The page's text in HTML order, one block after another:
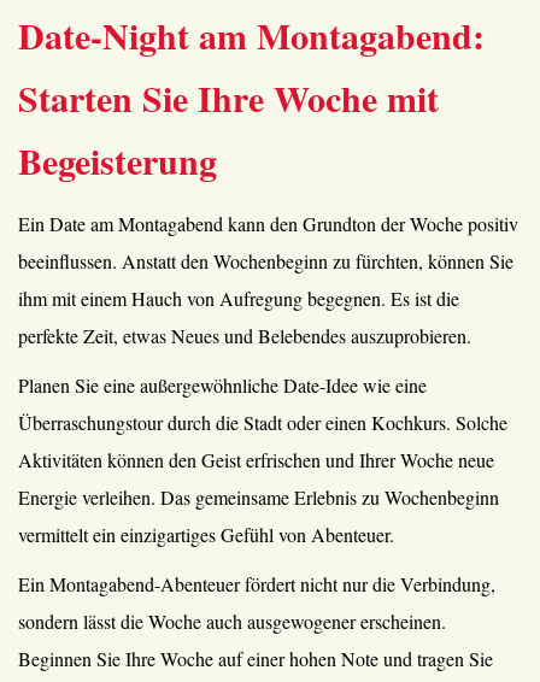
Date-Night am Montagabend:
Starten Sie Ihre Woche mit
Begeisterung
Ein Date am Montagabend kann den Grundton der Woche positiv
beeinflussen. Anstatt den Wochenbeginn zu fürchten, können Sie
ihm mit einem Hauch von Aufregung begegnen. Es ist die
perfekte Zeit, etwas Neues und Belebendes auszuprobieren.
Planen Sie eine außergewöhnliche Date-Idee wie eine
Überraschungstour durch die Stadt oder einen Kochkurs. Solche
Aktivitäten können den Geist erfrischen und Ihrer Woche neue
Energie verleihen. Das gemeinsame Erlebnis zu Wochenbeginn
vermittelt ein einzigartiges Gefühl von Abenteuer.
Ein Montagabend-Abenteuer fördert nicht nur die Verbindung,
sondern lässt die Woche auch ausgewogener erscheinen.
Beginnen Sie Ihre Woche auf einer hohen Note und tragen Sie